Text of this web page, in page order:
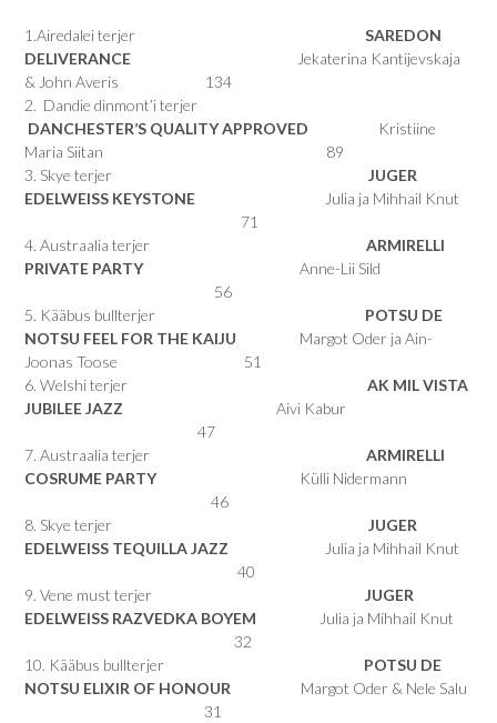
1.Airedalei terjer SAREDON
DELIVERANCE
Jekaterina Kantijevskaja
& John Averis 134
2. Dandie dinmont’i terjer
DANCHESTER’S QUALITY APPROVED Kristiine
Maria Siitan 89
3. Skye terjer JUGER
EDELWEISS KEYSTONE Julia ja Mihhail Knut
71
4. Austraalia terjer ARMIRELLI
PRIVATE PARTYAnne-Lii Sild
56
5. Kääbus bullterjer POTSU DE
NOTSU FEEL FOR THE KAIJU Margot Oder ja Ain-
Joonas Toose 51
6. Welshi terjer AK MIL VISTA
JUBILEE JAZZ Aivi Kabur
47
7. Austraalia terjer ARMIRELLI
COSRUME PARTYKülli Nidermann
46
8. Skye terjer JUGER
EDELWEISS TEQUILLA JAZZ
Julia ja Mihhail Knut
40
9. Vene must terjer JUGER
EDELWEISS RAZVEDKA BOYEM Julia ja Mihhail Knut
32
10. Kääbus bullterjer POTSU DE
NOTSU ELIXIR OF HONOUR Margot Oder & Nele Salu
31